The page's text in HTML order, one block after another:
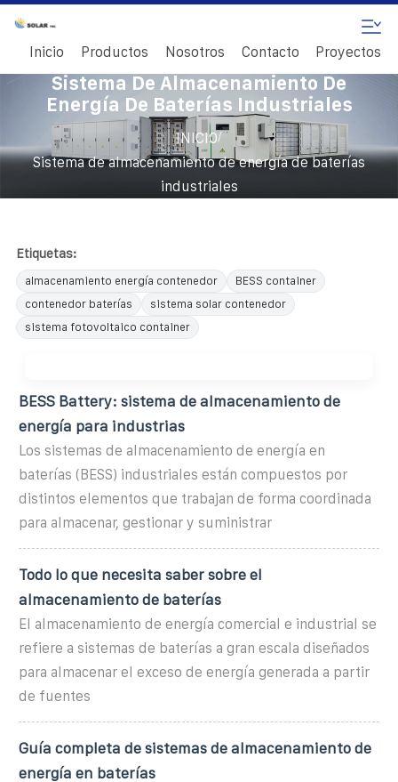
Inicio Productos Nosotros Contacto Proyectos
Sistema De Almacenamiento De
Energía De Baterías Industriales
INICIO/
Sistema de almacenamiento de energía de baterías
industriales
Etiquetas:
almacenamiento energía contenedor
BESS container
contenedor baterías
sistema solar contenedor
sistema fotovoltaico container
BESS Battery: sistema de almacenamiento de
energía para industrias
Los sistemas de almacenamiento de energía en
baterías (BESS) industriales están compuestos por
distintos elementos que trabajan de forma coordinada
para almacenar, gestionar y suministrar
Todo lo que necesita saber sobre el
almacenamiento de baterías
El almacenamiento de energía comercial e industrial se
refiere a sistemas de baterías a gran escala diseñados
para almacenar el exceso de energía generada a partir
de fuentes
Guía completa de sistemas de almacenamiento de
energía en baterías